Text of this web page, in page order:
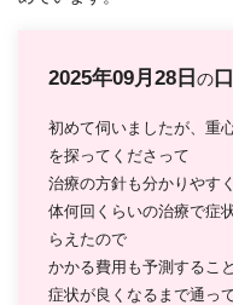
2025年09月28日 の
初めて伺いましたが、重
を探ってくださって
治療の方針も分かりやす
体何回くらいの治療で症
らえたので
かかる費用も予測するこ
症状が良くなるまで通っ